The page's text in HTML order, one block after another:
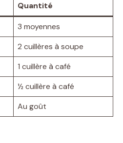
Quantité
3 moyennes
2 cuillères à soupe
1 cuillère à café
½ cuillère à café
Au goût